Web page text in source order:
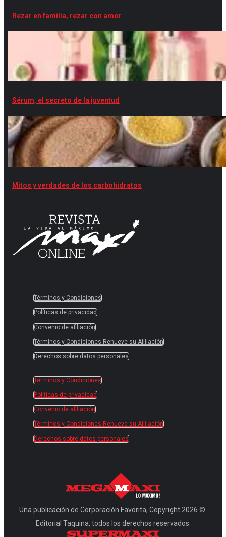
Rezar en familia, rezar con amor
Sérum, el secreto de la juventud
Mitos y verdades de los carbohidratos
Términos y Condiciones
Políticas de privacidad
Convenio de afiliación
Términos y Condiciones Renueve su Afiliación
Derechos sobre datos personales
Términos y Condiciones
Políticas de privacidad
Convenio de afiliación
Términos y Condiciones Renueve su Afiliación
Derechos sobre datos personales
Una publicación de Corporación Favorita, Copyright 2026 ©.
Editorial Taquina, todos los derechos reservados.